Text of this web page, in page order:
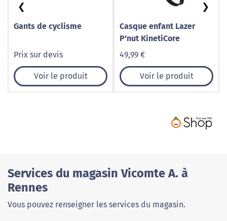
Gants de cyclisme
Prix sur devis
Voir le produit
Casque enfant Lazer
P'nut KinetiCore
49,99 €
Voir le produit
❮ ❯
Services du magasin Vicomte A. à
Rennes
Vous pouvez renseigner les services du magasin.